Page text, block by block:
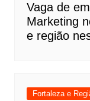
Vaga de
Marketing
e região
Fortaleza e